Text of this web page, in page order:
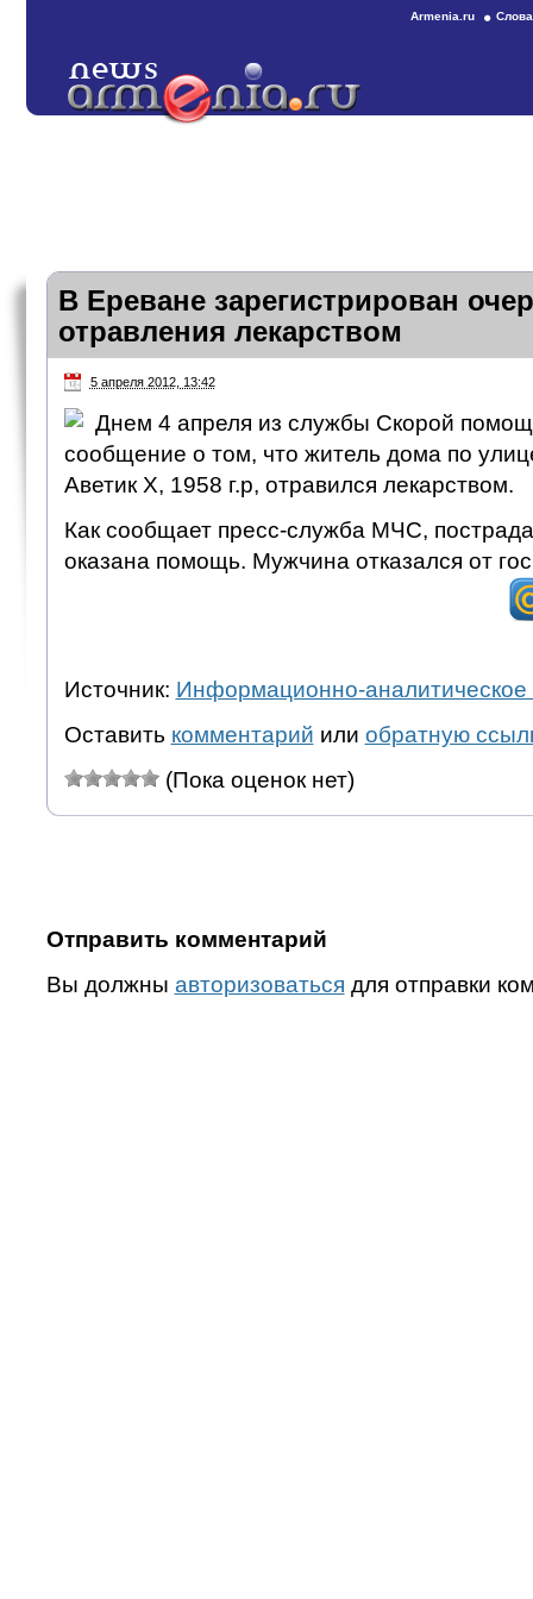
Armenia.ru
В Ереване зарегистрирован
отравления лекарством
5 апреля 2012, 13:42
Днем 4 апреля из службы Скорой
сообщение о том, что житель дома по
Аветик Х, 1958 г.р, отравился лекарством.
Как сообщает пресс-служба МЧС,
оказана помощь. Мужчина отказался от
Источник: Информационно-аналитическое
Оставить комментарий или обратную
(Пока оценок нет)
Отправить комментарий
Вы должны авторизоваться для отправки